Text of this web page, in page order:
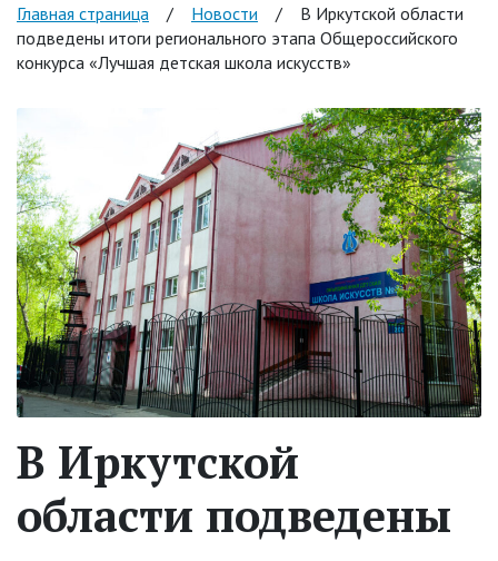
Главная страница / Новости /
В Иркутской области
подведены итоги регионального этапа Общероссийского
конкурса «Лучшая детская школа искусств»
В Иркутской
области подведены